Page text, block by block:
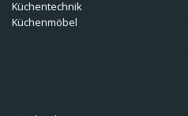
Küchentechnik
Küchenmöbel